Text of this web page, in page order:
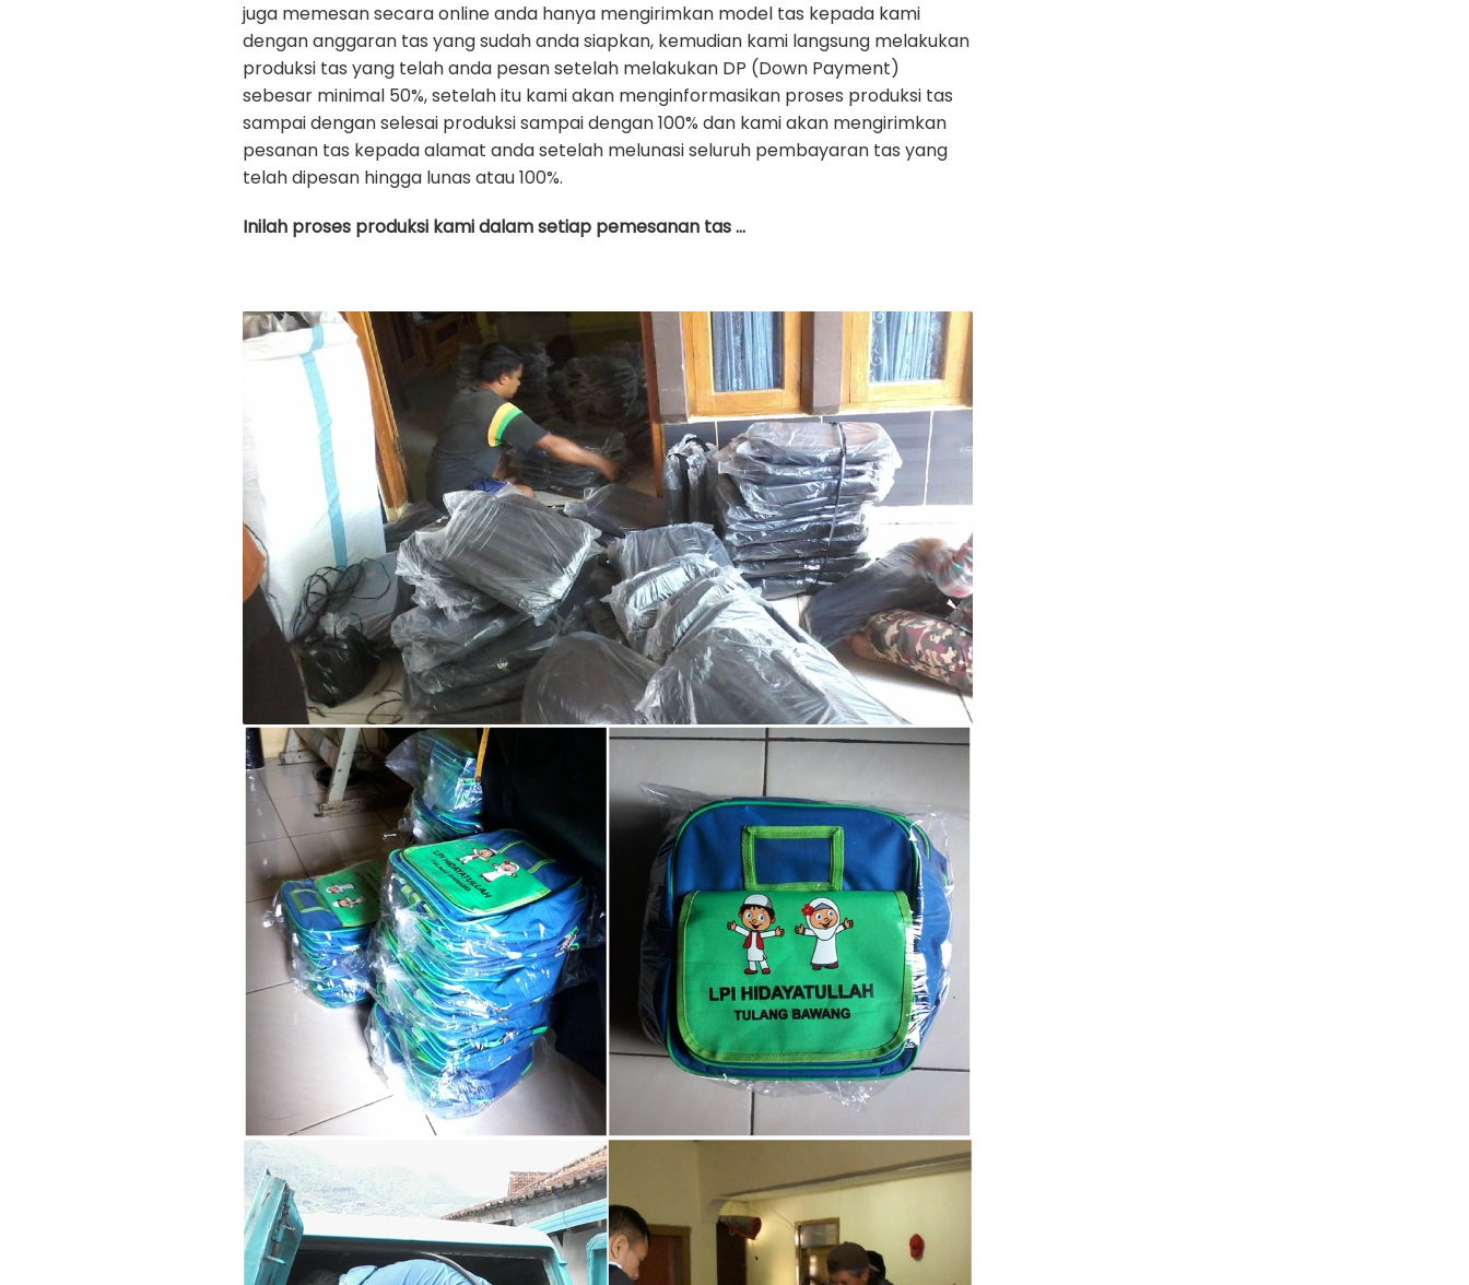
juga memesan secara online anda hanya mengirimkan model tas kepada kami
dengan anggaran tas yang sudah anda siapkan, kemudian kami langsung melakukan
produksi tas yang telah anda pesan setelah melakukan DP (Down Payment)
sebesar minimal 50%, setelah itu kami akan menginformasikan proses produksi tas
sampai dengan selesai produksi sampai dengan 100% dan kami akan mengirimkan
pesanan tas kepada alamat anda setelah melunasi seluruh pembayaran tas yang
telah dipesan hingga lunas atau 100%.
Inilah proses produksi kami dalam setiap pemesanan tas …